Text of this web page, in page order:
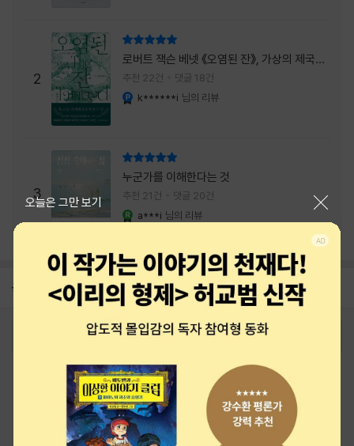
2
로버트 잭슨 베넷 《오염된 잔》, 가상의 제국이
주는 실감과 미스터리 사건의 치밀함이 이루어
내는 최상의 시너지...
추천 22건 댓글 18건
k******i 님의 리뷰
3
누군가를 이해한다는 것
추천 21건 댓글 20건
a***i 님의 리뷰
공지 26년 NBCI 수상 안내
2026-08-01
오늘은 그만 보기
최근 본 상품 주문/배송
고객센터 1544-3800 티켓 1544-6399
중고샵 1566-4295
eBook 1:1문의/채팅상담
예스이십사(주) 사업자 정보
이용약관
개인정보처리방침
청소년보호정책